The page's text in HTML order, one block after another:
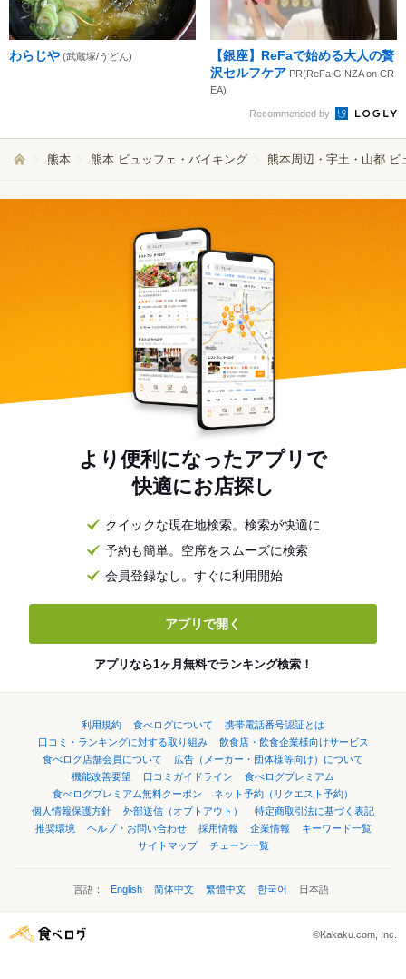
わらじや (武蔵塚/うどん)
【銀座】ReFaで始める大人の贅
沢セルフケア PR(ReFa GINZA on CR
EA)
Recommended by
熊本 熊本 ビュッフェ・バイキング 熊本周辺・宇土・山都 ビ
より便利になったアプリで
快適にお店探し
クイックな現在地検索。検索が快適に
予約も簡単。空席をスムーズに検索
会員登録なし。すぐに利用開始
アプリで開く
アプリなら1ヶ月無料でランキング検索！
利用規約 食べログについて
携帯電話番号認証とは
口コミ・ランキングに対する取り組み
飲食店・飲食企業様向けサービス
食べログ店舗会員について
広告（メーカー・団体様等向け）について
機能改善要望
口コミガイドライン
食べログプレミアム
食べログプレミアム無料クーポン
ネット予約（リクエスト予約）
個人情報保護方針
外部送信（オプトアウト）
特定商取引法に基づく表記
推奨環境
ヘルプ・お問い合わせ 採用情報 企業情報
キーワード一覧
サイトマップ
チェーン一覧
言語： English 简体中文 繁體中文 한국어 日本語
©Kakaku.com, Inc.